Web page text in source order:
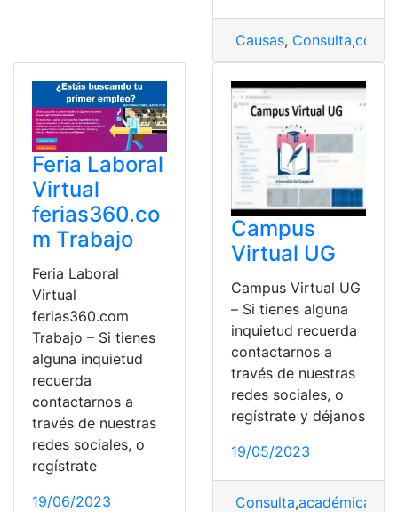
Causas, Consulta,con y
Feria Laboral
Virtual
ferias360.co
m Trabajo
Feria Laboral
Virtual
ferias360.com
Trabajo – Si tienes
alguna inquietud
recuerda
contactarnos a
través de nuestras
redes sociales, o
regístrate
19/06/2023
Campus
Virtual UG
Campus Virtual UG
– Si tienes alguna
inquietud recuerda
contactarnos a
través de nuestras
redes sociales, o
regístrate y déjanos
19/05/2023
Consulta,académicas